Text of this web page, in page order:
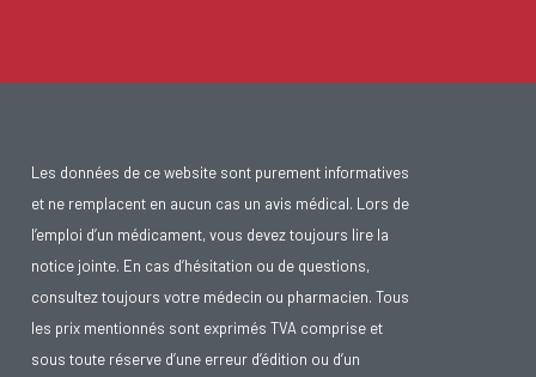
Les données de ce website sont purement informatives
et ne remplacent en aucun cas un avis médical. Lors de
l’emploi d’un médicament, vous devez toujours lire la
notice jointe. En cas d’hésitation ou de questions,
consultez toujours votre médecin ou pharmacien. Tous
les prix mentionnés sont exprimés TVA comprise et
sous toute réserve d’une erreur d’édition ou d’un